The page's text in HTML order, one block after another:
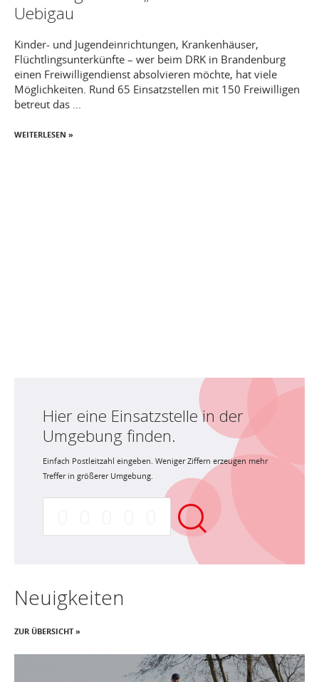
Uebigau
Kinder- und Jugendeinrichtungen, Krankenhäuser,
Flüchtlingsunterkünfte – wer beim DRK in Brandenburg
einen Freiwilligendienst absolvieren möchte, hat viele
Möglichkeiten. Rund 65 Einsatzstellen mit 150 Freiwilligen
betreut das ...
WEITERLESEN »
Hier eine Einsatzstelle in der
Umgebung finden.
Einfach Postleitzahl eingeben. Weniger Ziffern erzeugen mehr
Treffer in größerer Umgebung.
Neuigkeiten
ZUR ÜBERSICHT »